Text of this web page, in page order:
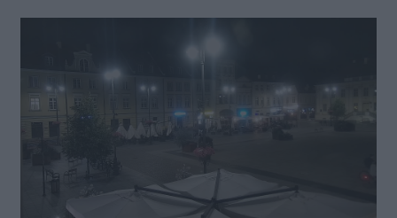
Uwaga! Jubileusz postanowiła
Pomorskiej:” publikując paszkwil
uderzający w nasze bydgoskie
dobro narodowe.